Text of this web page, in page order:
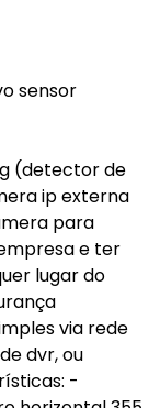
sensor
(detector de
ip externa
para
e ter
lugar do
via rede
dvr, ou
-